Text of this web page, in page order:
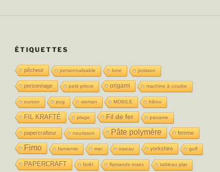
ÉTIQUETTES
pêcheur personnalisable lune poisson
personnage petit prince origami machine à coudre
ourson pug woman MOBILE hibou
FIL KRAFTÉ plage Fil de fer paname
papercrafteur nourisson Pâte polymère femme
Fimo farniente mer oiseau yorkshire golf
PAPERCRAFT forêt flamands roses tableau plat